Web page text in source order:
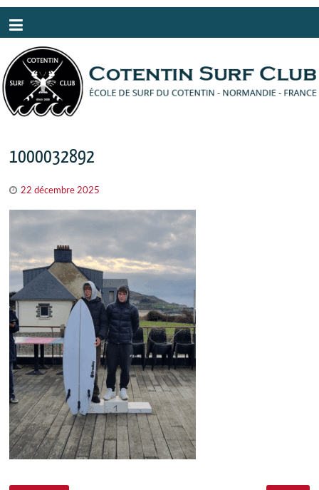
1000032892
22 décembre 2025
Panneau de gestion des cookies